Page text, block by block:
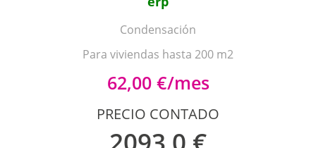
Condensación
Para viviendas hasta 200 m2
62,00 €/mes
PRECIO CONTADO